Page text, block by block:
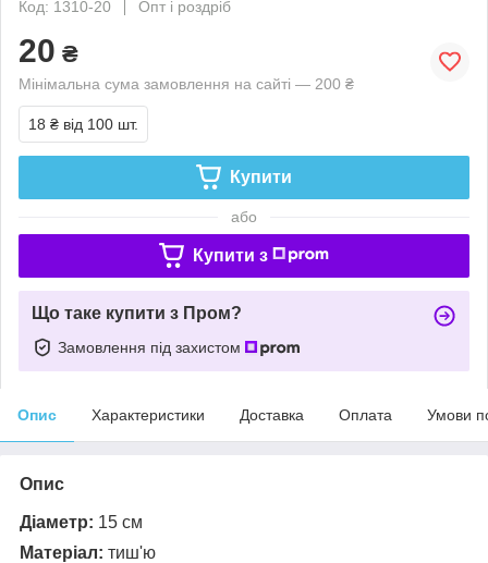
Код: 1310-20
Опт і роздріб
20 ₴
Мінімальна сума замовлення на сайті — 200 ₴
18 ₴ від 100 шт.
Купити
або
Купити з
Що таке купити з Пром?
Замовлення під захистом
Опис Характеристики Доставка Оплата Умови
Опис
Діаметр: 15 см
Матеріал: тиш'ю